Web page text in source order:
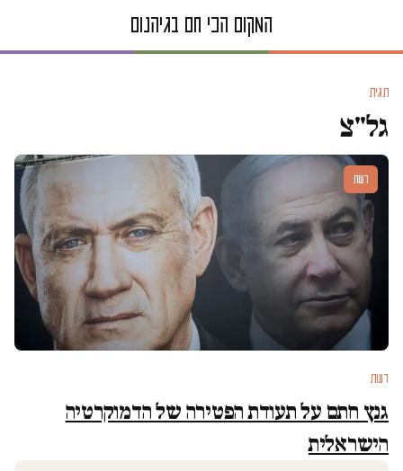
תגית
גל"צ
דעות
דעות
גנץ חתם על תעודת הפטירה של הדמוקרטיה
הישראלית